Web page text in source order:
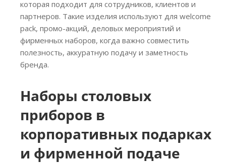
которая подходит для сотрудников, клиентов и
партнеров. Такие изделия используют для welcome
pack, промо-акций, деловых мероприятий и
фирменных наборов, когда важно совместить
полезность, аккуратную подачу и заметность
бренда.
Наборы столовых
приборов в
корпоративных подарках
и фирменной подаче